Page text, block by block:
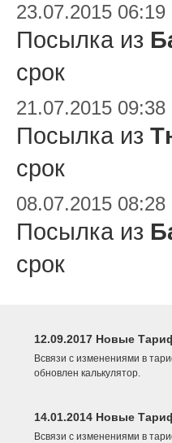
23.07.2015 06:19
Посылка из
срок
21.07.2015 09:38
Посылка из
срок
08.07.2015 08:28
Посылка из
срок
12.09.2017 Новые
Всвязи с изменениями в
обновлен калькулятор.
14.01.2014 Новые
Всвязи с изменениями в